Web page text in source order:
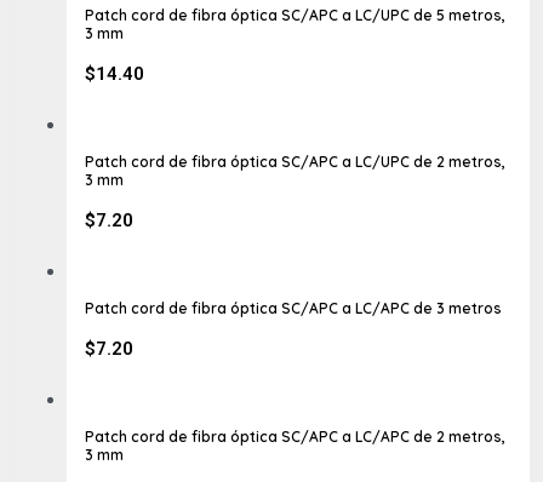
Patch cord de fibra óptica SC/APC a LC/UPC de 5 metros,
3 mm
$14.40
Patch cord de fibra óptica SC/APC a LC/UPC de 2 metros,
3 mm
$7.20
Patch cord de fibra óptica SC/APC a LC/APC de 3 metros
$7.20
Patch cord de fibra óptica SC/APC a LC/APC de 2 metros,
3 mm